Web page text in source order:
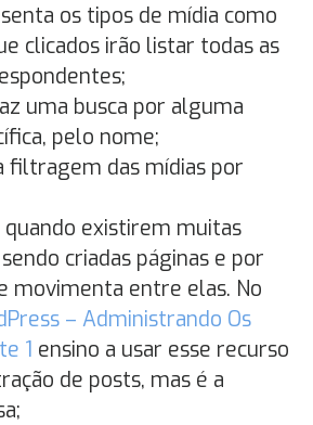
os tipos de mídia como
clicados irão listar todas as
uma busca por alguma
pelo nome;
filtragem das mídias por
quando existirem muitas
criadas páginas e por
movimenta entre elas. No
– Administrando Os
1 ensino a usar esse recurso
de posts, mas é a